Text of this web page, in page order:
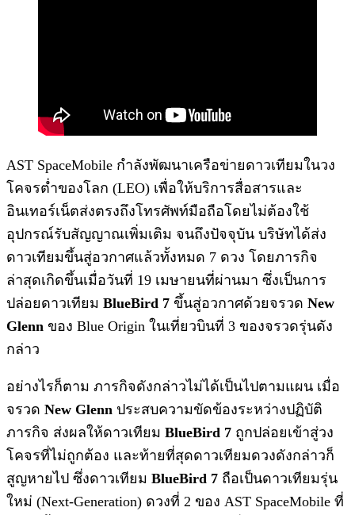
AST SpaceMobile กำลังพัฒนาเครือข่ายดาวเทียมในวง
โคจรต่ำของโลก (LEO) เพื่อให้บริการสื่อสารและ
อินเทอร์เน็ตส่งตรงถึงโทรศัพท์มือถือโดยไม่ต้องใช้
อุปกรณ์รับสัญญาณเพิ่มเติม จนถึงปัจจุบัน บริษัทได้ส่ง
ดาวเทียมขึ้นสู่อวกาศแล้วทั้งหมด 7 ดวง โดยภารกิจ
ล่าสุดเกิดขึ้นเมื่อวันที่ 19 เมษายนที่ผ่านมา ซึ่งเป็นการ
ปล่อยดาวเทียม BlueBird 7 ขึ้นสู่อวกาศด้วยจรวด New
Glenn ของ Blue Origin ในเที่ยวบินที่ 3 ของจรวดรุ่นดัง
กล่าว
อย่างไรก็ตาม ภารกิจดังกล่าวไม่ได้เป็นไปตามแผน เมื่อ
จรวด New Glenn ประสบความขัดข้องระหว่างปฏิบัติ
ภารกิจ ส่งผลให้ดาวเทียม BlueBird 7 ถูกปล่อยเข้าสู่วง
โคจรที่ไม่ถูกต้อง และท้ายที่สุดดาวเทียมดวงดังกล่าวก็
สูญหายไป ซึ่งดาวเทียม BlueBird 7 ถือเป็นดาวเทียมรุ่น
ใหม่ (Next-Generation) ดวงที่ 2 ของ AST SpaceMobile ที่